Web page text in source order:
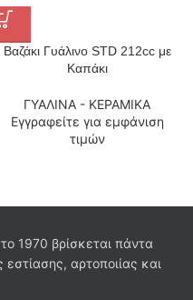
Βαζάκι Γυάλινο STD 212cc με
Καπάκι
ΓΥΑΛΙΝΑ - ΚΕΡΑΜΙΚΑ
Εγγραφείτε για εμφάνιση
τιμών
1970 βρίσκεται πάντα
αρτοποιίας και